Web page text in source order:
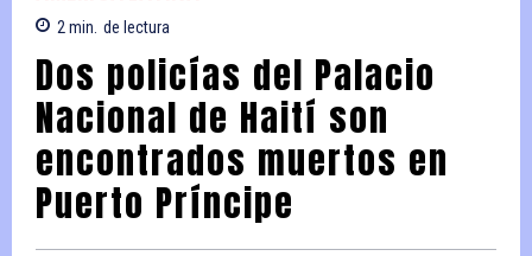
2 min. de lectura
Dos policías del Palacio
Nacional de Haití son
encontrados muertos en
Puerto Príncipe